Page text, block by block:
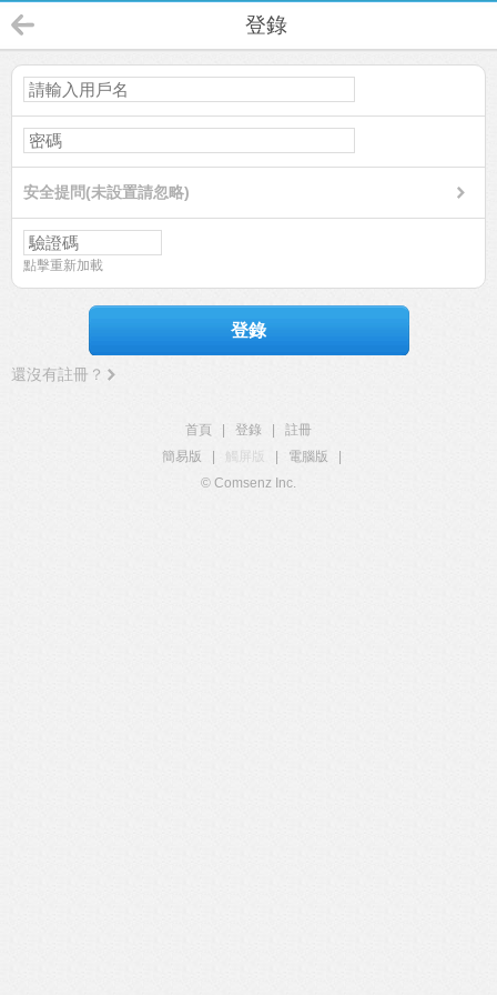
登錄
安全提問(未設置請忽略)
點擊重新加載
登錄
還沒有註冊？
首頁 登錄
註冊
簡易版
觸屏版 電腦版
© Comsenz Inc.